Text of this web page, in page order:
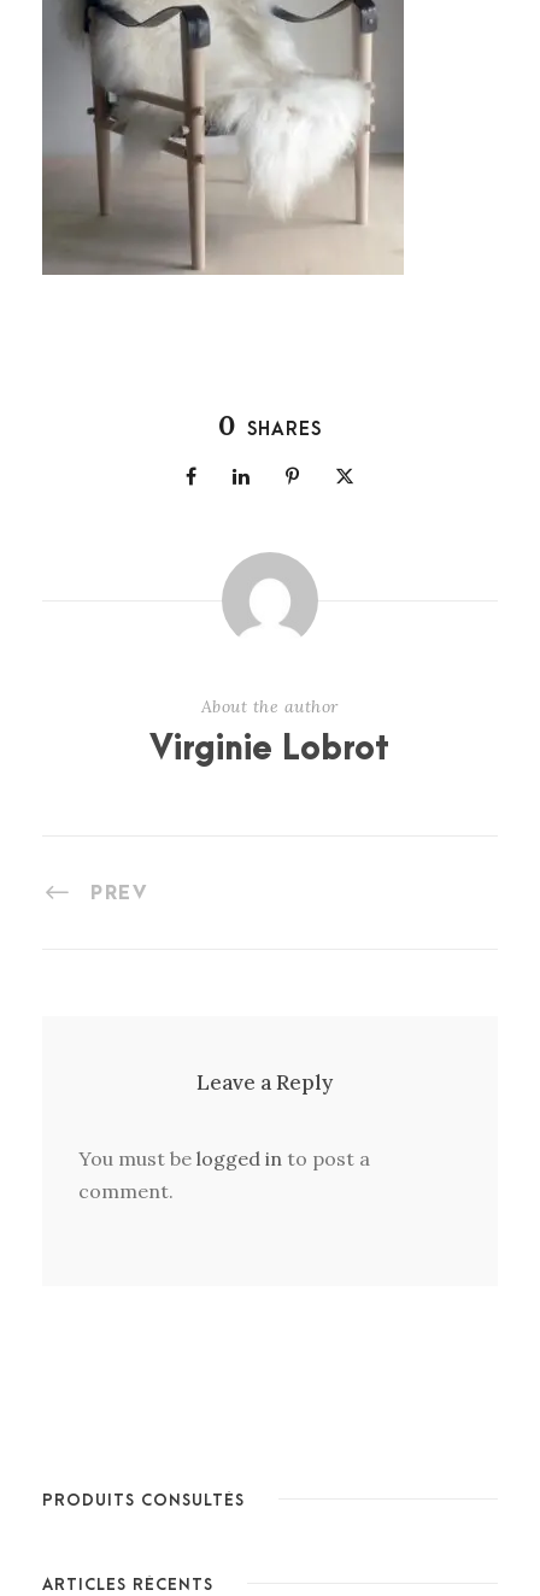
0 SHARES
About the author
Virginie Lobrot
PREV
Leave a Reply
You must be logged in to post a
comment.
PRODUITS CONSULTÉS
ARTICLES RÉCENTS